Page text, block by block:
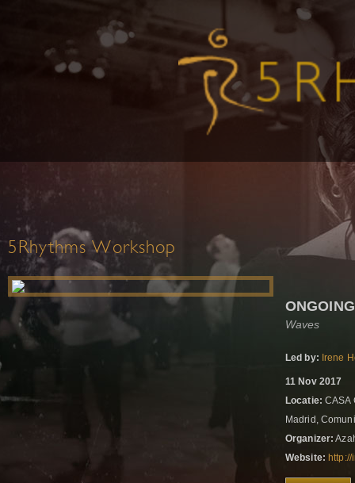
5Rhythms Workshop
Waves
Led by: Irene
11 Nov 2017
Locatie: CASA
Madrid,
Organizer:
Website: